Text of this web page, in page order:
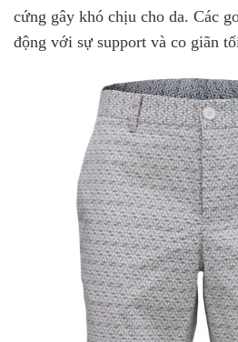
cứng gây khó chịu cho da. Các
động với sự support và co giãn